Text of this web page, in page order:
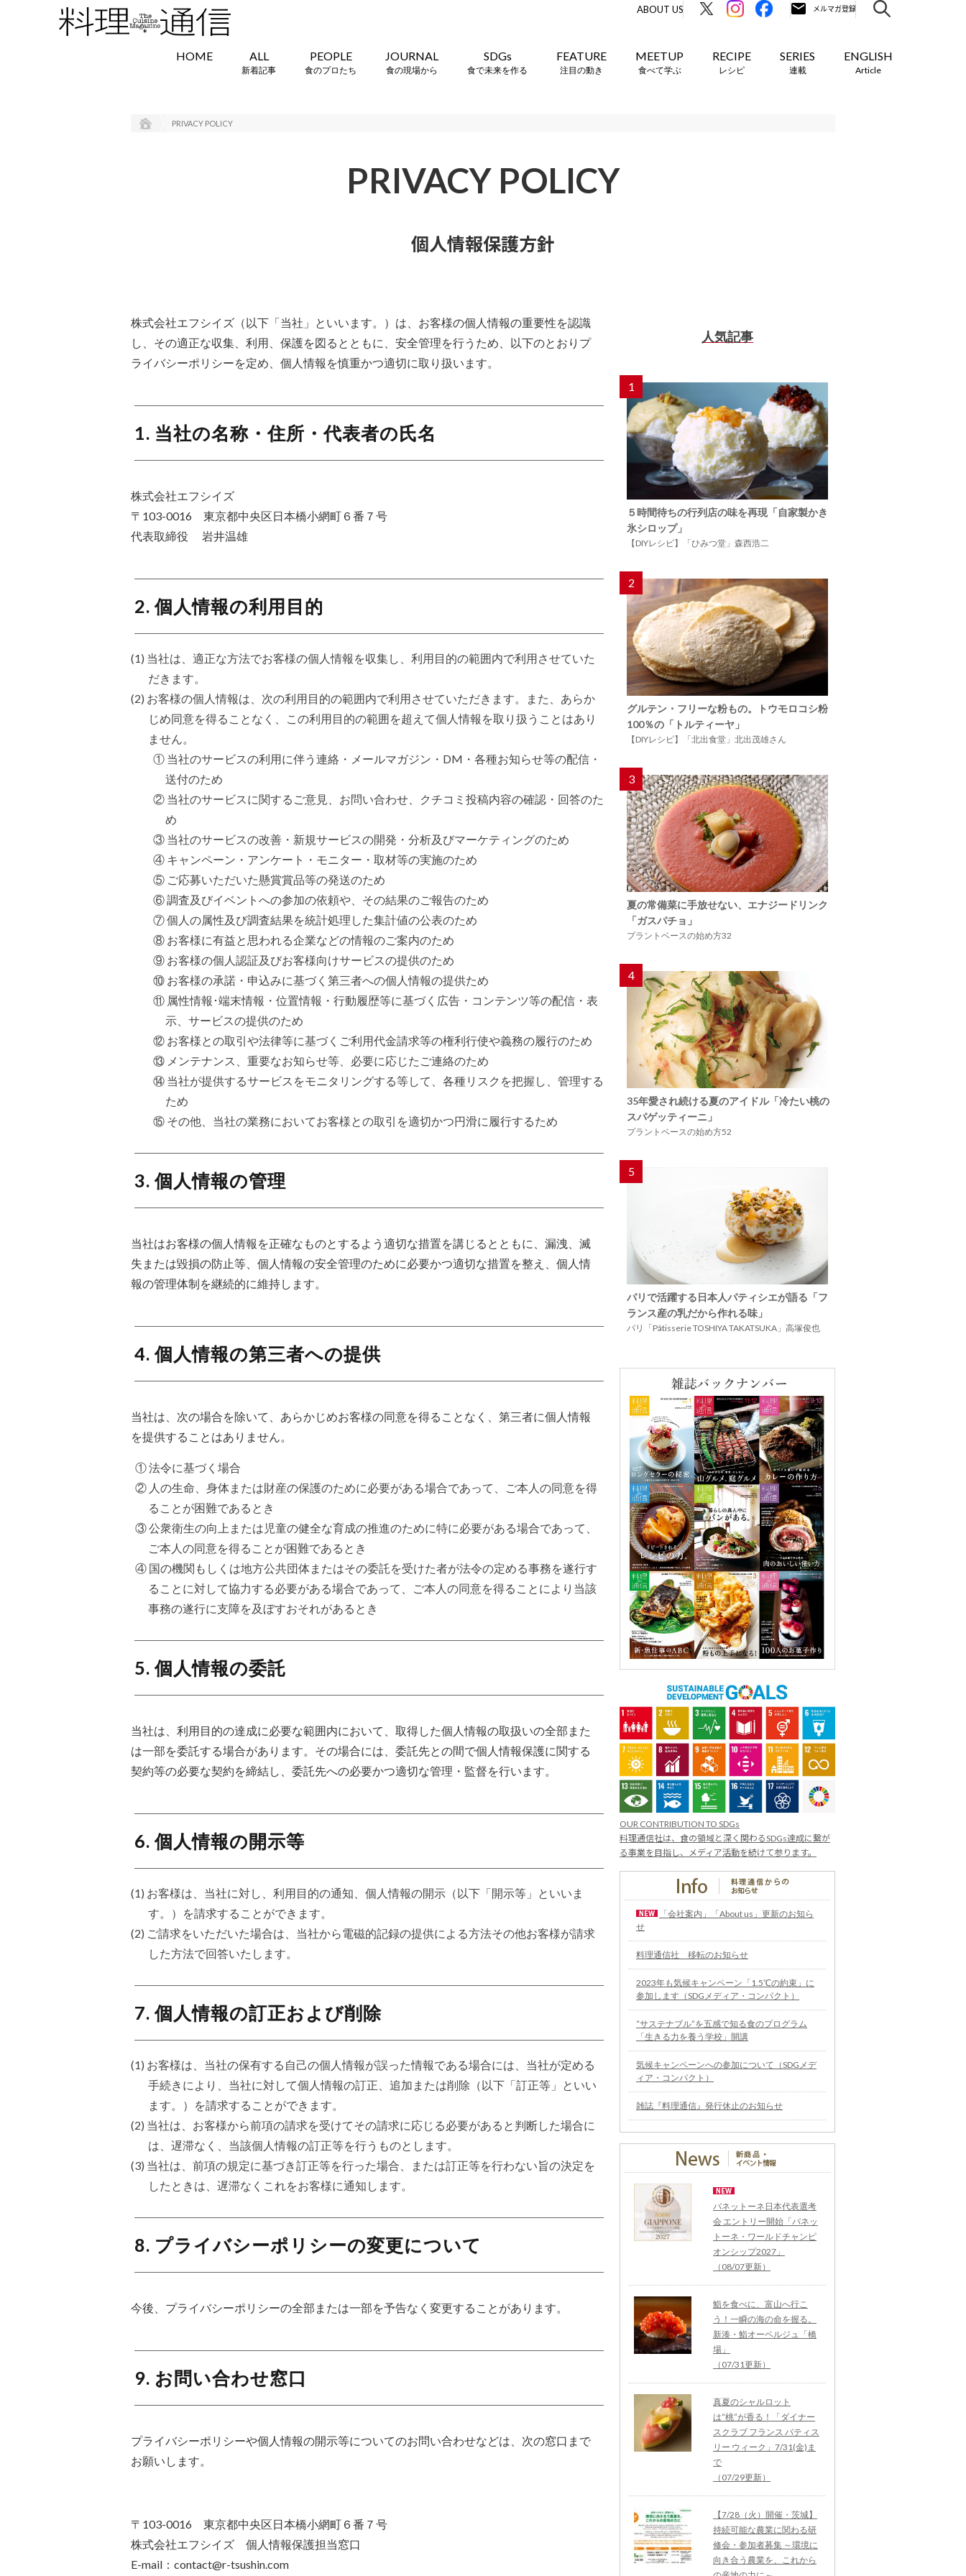
ABOUT US
HOME ALL
新着記事
PEOPLE
食のプロたち
JOURNAL
食の現場から
SDGs
食で未来を作る
FEATURE
注目の動き
MEETUP
食べて学ぶ
RECIPE
レシピ
SERIES
連載
ENGLISH
Article
PRIVACY POLICY
PRIVACY POLICY
個人情報保護方針
株式会社エフシイズ（以下「当社」といいます。）は、お客様の個人情報の重要性を認識
し、その適正な収集、利用、保護を図るとともに、安全管理を行うため、以下のとおりプ
ライバシーポリシーを定め、個人情報を慎重かつ適切に取り扱います。
1. 当社の名称・住所・代表者の氏名
株式会社エフシイズ
〒103-0016 東京都中央区日本橋小網町６番７号
代表取締役 岩井温雄
2. 個人情報の利用目的
(1) 当社は、適正な方法でお客様の個人情報を収集し、利用目的の範囲内で利用させていた
だきます。
(2) お客様の個人情報は、次の利用目的の範囲内で利用させていただきます。また、あらか
じめ同意を得ることなく、この利用目的の範囲を超えて個人情報を取り扱うことはあり
ません。
① 当社のサービスの利用に伴う連絡・メールマガジン・DM・各種お知らせ等の配信・
送付のため
② 当社のサービスに関するご意見、お問い合わせ、クチコミ投稿内容の確認・回答のた
め
③ 当社のサービスの改善・新規サービスの開発・分析及びマーケティングのため
④ キャンペーン・アンケート・モニター・取材等の実施のため
⑤ ご応募いただいた懸賞賞品等の発送のため
⑥ 調査及びイベントへの参加の依頼や、その結果のご報告のため
⑦ 個人の属性及び調査結果を統計処理した集計値の公表のため
⑧ お客様に有益と思われる企業などの情報のご案内のため
⑨ お客様の個人認証及びお客様向けサービスの提供のため
⑩ お客様の承諾・申込みに基づく第三者への個人情報の提供ため
⑪ 属性情報･端末情報・位置情報・行動履歴等に基づく広告・コンテンツ等の配信・表
示、サービスの提供のため
⑫ お客様との取引や法律等に基づくご利用代金請求等の権利行使や義務の履行のため
⑬ メンテナンス、重要なお知らせ等、必要に応じたご連絡のため
⑭ 当社が提供するサービスをモニタリングする等して、各種リスクを把握し、管理する
ため
⑮ その他、当社の業務においてお客様との取引を適切かつ円滑に履行するため
3. 個人情報の管理
当社はお客様の個人情報を正確なものとするよう適切な措置を講じるとともに、漏洩、滅
失または毀損の防止等、個人情報の安全管理のために必要かつ適切な措置を整え、個人情
報の管理体制を継続的に維持します。
4. 個人情報の第三者への提供
当社は、次の場合を除いて、あらかじめお客様の同意を得ることなく、第三者に個人情報
を提供することはありません。
① 法令に基づく場合
② 人の生命、身体または財産の保護のために必要がある場合であって、ご本人の同意を得
ることが困難であるとき
③ 公衆衛生の向上または児童の健全な育成の推進のために特に必要がある場合であって、
ご本人の同意を得ることが困難であるとき
④ 国の機関もしくは地方公共団体またはその委託を受けた者が法令の定める事務を遂行す
ることに対して協力する必要がある場合であって、ご本人の同意を得ることにより当該
事務の遂行に支障を及ぼすおそれがあるとき
5. 個人情報の委託
当社は、利用目的の達成に必要な範囲内において、取得した個人情報の取扱いの全部また
は一部を委託する場合があります。その場合には、委託先との間で個人情報保護に関する
契約等の必要な契約を締結し、委託先への必要かつ適切な管理・監督を行います。
6. 個人情報の開示等
(1) お客様は、当社に対し、利用目的の通知、個人情報の開示（以下「開示等」といいま
す。）を請求することができます。
(2) ご請求をいただいた場合は、当社から電磁的記録の提供による方法その他お客様が請求
した方法で回答いたします。
7. 個人情報の訂正および削除
(1) お客様は、当社の保有する自己の個人情報が誤った情報である場合には、当社が定める
手続きにより、当社に対して個人情報の訂正、追加または削除（以下「訂正等」といい
ます。）を請求することができます。
(2) 当社は、お客様から前項の請求を受けてその請求に応じる必要があると判断した場合に
は、遅滞なく、当該個人情報の訂正等を行うものとします。
(3) 当社は、前項の規定に基づき訂正等を行った場合、または訂正等を行わない旨の決定を
したときは、遅滞なくこれをお客様に通知します。
8. プライバシーポリシーの変更について
今後、プライバシーポリシーの全部または一部を予告なく変更することがあります。
9. お問い合わせ窓口
プライバシーポリシーや個人情報の開示等についてのお問い合わせなどは、次の窓口まで
お願いします。
〒103-0016 東京都中央区日本橋小網町６番７号
株式会社エフシイズ 個人情報保護担当窓口
E-mail：contact@r-tsushin.com
人気記事
1
５時間待ちの行列店の味を再現「自家製かき
氷シロップ」
【DIYレシピ】「ひみつ堂」森西浩二
2
グルテン・フリーな粉もの。トウモロコシ粉
100％の「トルティーヤ」
【DIYレシピ】「北出食堂」北出茂雄さん
3
夏の常備菜に手放せない、エナジードリンク
「ガスパチョ」
プラントベースの始め方32
4
35年愛され続ける夏のアイドル「冷たい桃の
スパゲッティーニ」
プラントベースの始め方52
5
パリで活躍する日本人パティシエが語る「フ
ランス産の乳だから作れる味」
パリ「Pâtisserie TOSHIYA TAKATSUKA」高塚俊也
OUR CONTRIBUTION TO SDGs
料理通信社は、食の領域と深く関わるSDGs達成に繋が
る事業を目指し、メディア活動を続けて参ります。
「会社案内」「About us」更新のお知ら
せ
料理通信社 移転のお知らせ
2023年も気候キャンペーン「1.5℃の約束」に
参加します（SDGメディア・コンパクト）
“サステナブル”を五感で知る食のプログラム
「生きる力を養う学校」開講
気候キャンペーンへの参加について（SDGメデ
ィア・コンパクト）
雑誌『料理通信』発行休止のお知らせ
パネットーネ日本代表選考
会 エントリー開始「パネッ
トーネ・ワールドチャンピ
オンシップ2027」
（08/07更新）
鮨を食べに、富山へ行こ
う！一瞬の海の命を握る。
新湊・鮨オーベルジュ「橋
場」
（07/31更新）
真夏のシャルロット
は“桃”が香る！「ダイナー
スクラブ フランス パティス
リー ウィーク」7/31(金)ま
で
（07/29更新）
【7/28（火）開催・茨城】
持続可能な農業に関わる研
修会・参加者募集 ～環境に
向き合う農業を、これから